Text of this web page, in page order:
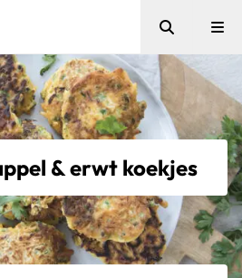
Zoeken
& erwt koekjes